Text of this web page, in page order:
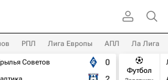
РПЛ Лига Европы АПЛ Ла Лига
Советов
0
Футбол